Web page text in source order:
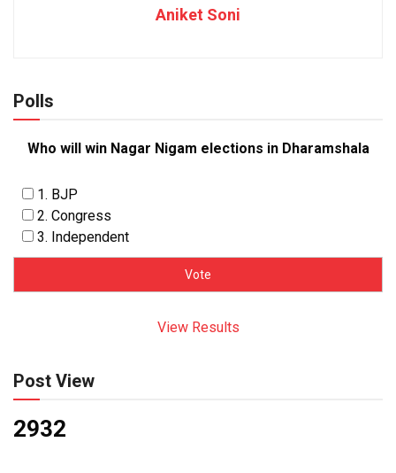
Aniket Soni
Polls
Who will win Nagar Nigam elections in Dharamshala
1. BJP
2. Congress
3. Independent
View Results
Post View
2932